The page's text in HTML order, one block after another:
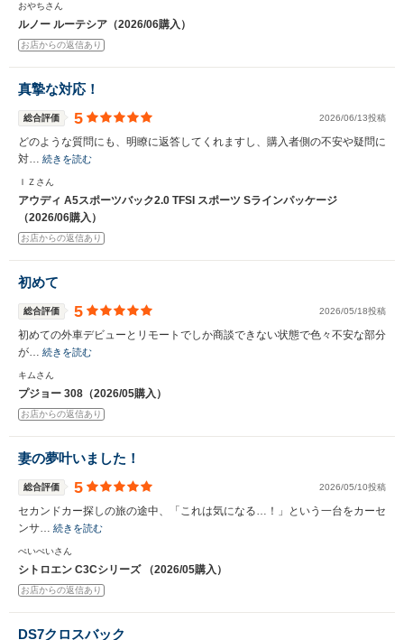
おやちさん
ルノー ルーテシア（2026/06購入）
お店からの返信あり
真摯な対応！
総合評価 5 2026/06/13投稿
どのような質問にも、明瞭に返答してくれますし、購入者側の不安や疑問に
対… 続きを読む
ＩＺさん
アウディ A5スポーツバック2.0 TFSI スポーツ Sラインパッケージ
（2026/06購入）
お店からの返信あり
初めて
総合評価 5 2026/05/18投稿
初めての外車デビューとリモートでしか商談できない状態で色々不安な部分
が… 続きを読む
キムさん
プジョー 308（2026/05購入）
お店からの返信あり
妻の夢叶いました！
総合評価 5 2026/05/10投稿
セカンドカー探しの旅の途中、「これは気になる…！」という一台をカーセ
ンサ… 続きを読む
ぺいぺいさん
シトロエン C3Cシリーズ （2026/05購入）
お店からの返信あり
DS7クロスバック